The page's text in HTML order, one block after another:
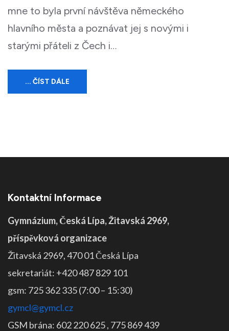
mne to byla první návštěva německého
hlavního města a poznávat jej s novými i
starými přáteli z Čech i…
... ČÍST DÁLE
Kontaktní Informace
Gymnázium, Česká Lípa, Žitavská 2969,
příspěvková organizace
Žitavská 2969, 470 01 Česká Lípa
sekretariát: +420 487 829 101
gsm: 725 362 335 (7:00 – 15:30)
gymcl@gymcl.cz
GSM brána: 602 220 625 , 775 869 439